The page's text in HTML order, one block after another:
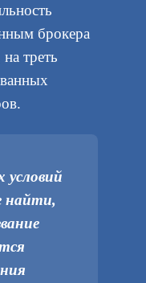
брокера
треть
условий
найти,